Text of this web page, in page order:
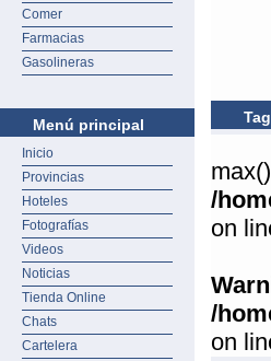
Comer
Farmacias
Gasolineras
Menú principal
Inicio
Provincias
Hoteles
Fotografías
Videos
Noticias
Tienda Online
Chats
Cartelera
/
on
/
on